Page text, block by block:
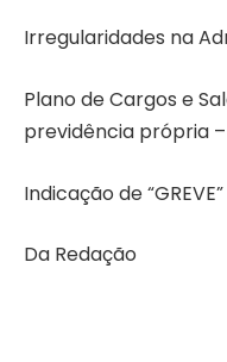
Irregularidades na
Plano de Cargos e
previdência própria
Indicação de
Da Redação